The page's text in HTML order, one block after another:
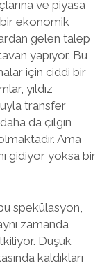
ve piyasa
ekonomik
gelen talep
yapıyor. Bu
için ciddi bir
yıldız
transfer
da çılgın
Ama
gidiyor yoksa bir
spekülasyon,
zamanda
Düşük
kaldıkları